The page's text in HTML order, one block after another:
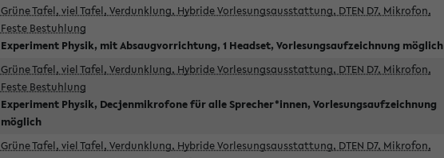
Grüne Tafel, viel Tafel, Verdunklung, Hybride Vorlesungsausstattung, DTEN D7, Mikrofon,
Feste Bestuhlung
Experiment Physik, mit Absaugvorrichtung, 1 Headset, Vorlesungsaufzeichnung möglich
Grüne Tafel, viel Tafel, Verdunklung, Hybride Vorlesungsausstattung, DTEN D7, Mikrofon,
Feste Bestuhlung
Experiment Physik, Decjenmikrofone für alle Sprecher*innen, Vorlesungsaufzeichnung
möglich
Grüne Tafel, viel Tafel, Verdunklung, Hybride Vorlesungsausstattung, DTEN D7, Mikrofon,